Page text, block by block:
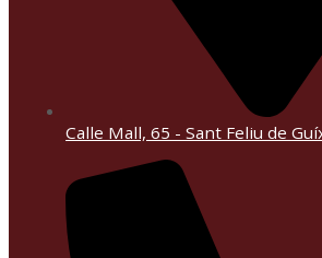
Calle Mall, 65 - Sant Feliu de